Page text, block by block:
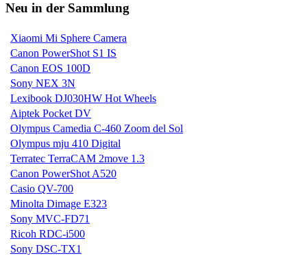
Neu in der Sammlung
Xiaomi Mi Sphere Camera
Canon PowerShot S1 IS
Canon EOS 100D
Sony NEX 3N
Lexibook DJ030HW Hot Wheels
Aiptek Pocket DV
Olympus Camedia C-460 Zoom del Sol
Olympus mju 410 Digital
Terratec TerraCAM 2move 1.3
Canon PowerShot A520
Casio QV-700
Minolta Dimage E323
Sony MVC-FD71
Ricoh RDC-i500
Sony DSC-TX1